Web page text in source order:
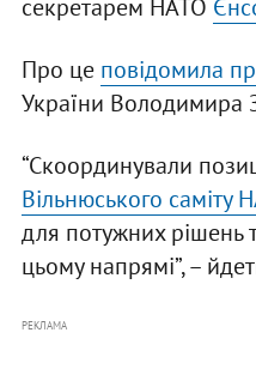
секретарем НАТО
Про це повідомила
України Володимира
“Скоординували
Вільнюського саміту
для потужних рішень
цьому напрямі”, –
РЕКЛАМА